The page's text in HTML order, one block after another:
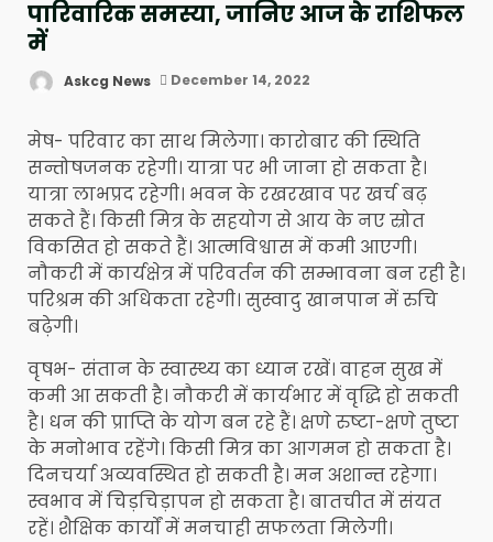
पारिवारिक समस्या, जानिए आज के राशिफल
में
Askcg News December 14, 2022
मेष- परिवार का साथ मिलेगा। कारोबार की स्थिति
सन्तोषजनक रहेगी। यात्रा पर भी जाना हो सकता है।
यात्रा लाभप्रद रहेगी। भवन के रखरखाव पर खर्च बढ़
सकते हैं। किसी मित्र के सहयोग से आय के नए स्रोत
विकसित हो सकते हैं। आत्मविश्वास में कमी आएगी।
नौकरी में कार्यक्षेत्र में परिवर्तन की सम्भावना बन रही है।
परिश्रम की अधिकता रहेगी। सुस्वादु खानपान में रुचि
बढ़ेगी।
वृषभ- संतान के स्वास्थ्य का ध्यान रखें। वाहन सुख में
कमी आ सकती है। नौकरी में कार्यभार में वृद्धि हो सकती
है। धन की प्राप्ति के योग बन रहे हैं। क्षणे रुष्टा-क्षणे तुष्टा
के मनोभाव रहेंगे। किसी मित्र का आगमन हो सकता है।
दिनचर्या अव्यवस्थित हो सकती है। मन अशान्त रहेगा।
स्वभाव में चिड़चिड़ापन हो सकता है। बातचीत में संयत
रहें। शैक्षिक कार्यों में मनचाही सफलता मिलेगी।